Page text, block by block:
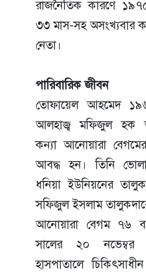
রাজনৈতিক কারণে
৩৩ মাস-সহ অসংখ্যবার
নেতা।
পারিবারিক জীবন
তোফায়েল আহমেদ
আলহাজ্ব মফিজুল হক
কন্যা আনোয়ারা
আবদ্ধ হন। তিনি
ধনিয়া ইউনিয়নের
সফিজুল ইসলাম
আনোয়ারা বেগম ৭৬
সালের ২০ নভেম্বর
হাসপাতালে